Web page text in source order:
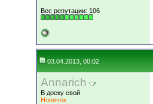
Вес репутации: 106
03.04.2013, 00:02
Annarich
В доску свой
Новичок